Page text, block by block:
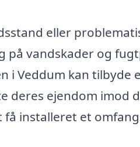
eller
vandskader og
i Veddum kan tilbyde
deres ejendom imod
installeret et